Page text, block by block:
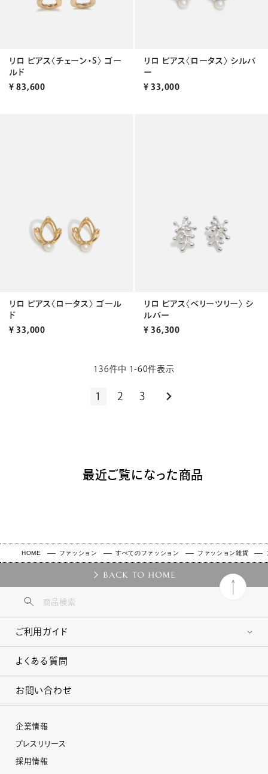
リロ ピアス〈チェーン・S〉 ゴー
ルド
¥ 83,600
リロ ピアス〈ロータス〉 シルバ
ー
¥ 33,000
リロ ピアス〈ロータス〉 ゴール
ド
¥ 33,000
リロ ピアス〈ベリーツリー〉 シ
ルバー
¥ 36,300
136件中 1-60件表示
1 2 3
最近ご覧になった商品
HOME ファッション すべてのファッション ファッション雑貨
BACK TO HOME
ご利用ガイド
よくある質問
お問い合わせ
企業情報
プレスリリース
採用情報